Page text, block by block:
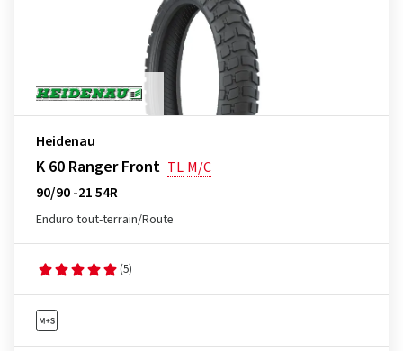
Heidenau
K 60 Ranger Front TL M/C
90/90 -21 54R
Enduro tout-terrain/Route
(5)